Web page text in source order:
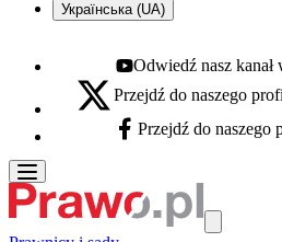
Українська (UA)
Youtube - otwiera się w nowej
Odwiedź nasz
X - otwiera się w nowej karcie
Przejdź do naszego
Facebook - otwiera się w nowej
Przejdź do naszego